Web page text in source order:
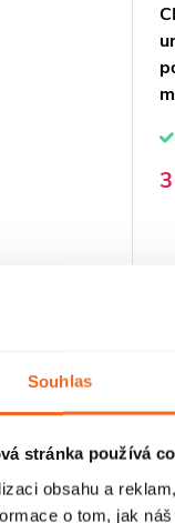
Souhlas
stránka používá
obsahu a
o tom, jak